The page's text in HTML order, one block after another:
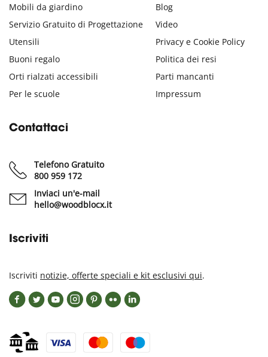
Mobili da giardino
Servizio Gratuito di Progettazione
Utensili
Buoni regalo
Orti rialzati accessibili
Per le scuole
Blog
Video
Privacy e Cookie Policy
Politica dei resi
Parti mancanti
Impressum
Contattaci
Telefono Gratuito
800 959 172
Inviaci un'e-mail
hello@woodblocx.it
Iscriviti
Iscriviti notizie, offerte speciali e kit esclusivi qui.